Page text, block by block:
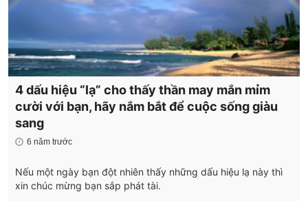
4 dấu hiệu “lạ” cho thấy thần may mắn mỉm
cười với bạn, hãy nắm bắt để cuộc sống giàu
sang
6 năm trước
Nếu một ngày bạn đột nhiên thấy những dấu hiệu lạ này thì
xin chúc mừng bạn sắp phát tài.